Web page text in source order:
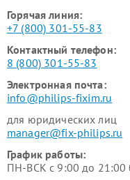
Горячая линия:
+7 (800) 301-55-83
Контактный телефон:
8 (800) 301-55-83
Электронная почта:
info@philips-fixim.ru
для юридических лиц
manager@fix-philips.ru
График работы:
ПН-ВСК с 9:00 до 21:00